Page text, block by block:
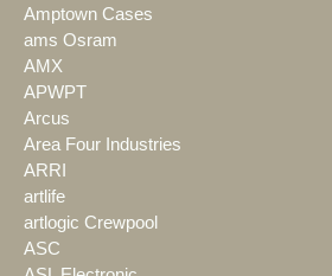
Amptown Cases
ams Osram
AMX
APWPT
Arcus
Area Four Industries
ARRI
artlife
artlogic Crewpool
ASC